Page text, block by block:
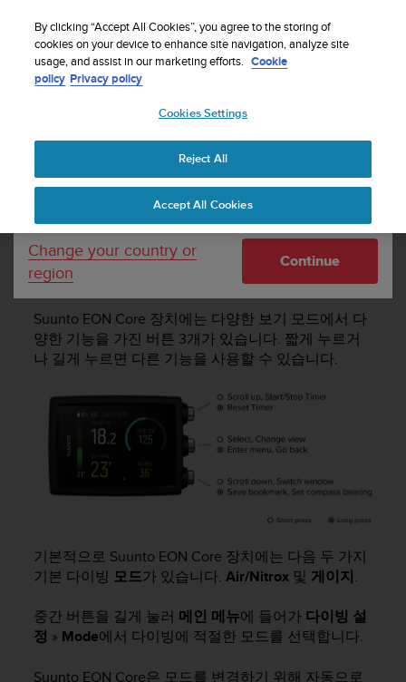
디스플레이 - 모드, 보기 및 상태
디스플레이 - 모드, 보기 및 상
태
Suunto EON Core 장치에는 다양한 보기 모드에서 다
양한 기능을 가진 버튼 3개가 있습니다. 짧게 누르거
나 길게 누르면 다른 기능을 사용할 수 있습니다.
기본적으로 Suunto EON Core 장치에는 다음 두 가지
기본 다이빙 모드가 있습니다. Air/Nitrox 및 게이지.
중간 버튼을 길게 눌러 메인 메뉴에 들어가 다이빙 설
정 » Mode에서 다이빙에 적절한 모드를 선택합니다.
Suunto EON Core은 모드를 변경하기 위해 자동으로
Your country or region:
United States
Currency: $ (USD)
Shipping only to United States
Change your country or
region
Continue
By clicking “Accept All Cookies”, you agree to the storing of
cookies on your device to enhance site navigation, analyze site
usage, and assist in our marketing efforts. Cookie
policy Privacy policy
Cookies Settings
Reject All
Accept All Cookies